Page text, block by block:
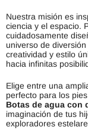
Nuestra misión es
ciencia y el espacio.
cuidadosamente
universo de
creatividad y estilo
hacia infinitas
Elige entre una
perfecto para los
Botas de agua con
imaginación de tus
exploradores